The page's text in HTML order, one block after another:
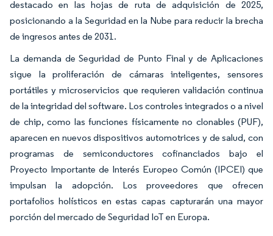
destacado en las hojas de ruta de adquisición de 2025,
posicionando a la Seguridad en la Nube para reducir la brecha
de ingresos antes de 2031.
La demanda de Seguridad de Punto Final y de Aplicaciones
sigue la proliferación de cámaras inteligentes, sensores
portátiles y microservicios que requieren validación continua
de la integridad del software. Los controles integrados o a nivel
de chip, como las funciones físicamente no clonables (PUF),
aparecen en nuevos dispositivos automotrices y de salud, con
programas de semiconductores cofinanciados bajo el
Proyecto Importante de Interés Europeo Común (IPCEI) que
impulsan la adopción. Los proveedores que ofrecen
portafolios holísticos en estas capas capturarán una mayor
porción del mercado de Seguridad IoT en Europa.